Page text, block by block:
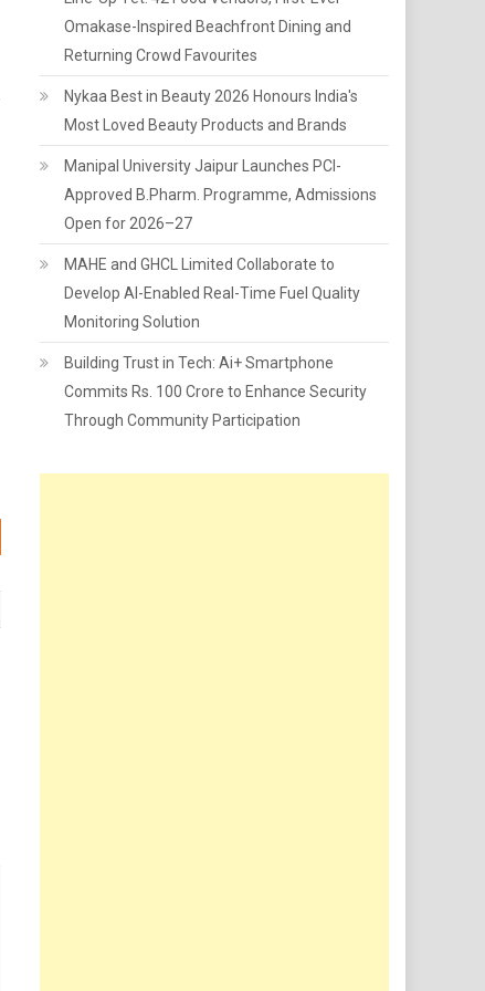
Omakase-Inspired Beachfront Dining and
Returning Crowd Favourites
Nykaa Best in Beauty 2026 Honours India's
Most Loved Beauty Products and Brands
Manipal University Jaipur Launches PCI-
Approved B.Pharm. Programme, Admissions
Open for 2026–27
MAHE and GHCL Limited Collaborate to
Develop AI-Enabled Real-Time Fuel Quality
Monitoring Solution
Building Trust in Tech: Ai+ Smartphone
Commits Rs. 100 Crore to Enhance Security
Through Community Participation